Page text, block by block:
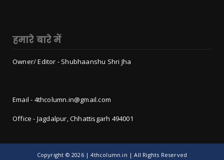
हमारे बारे में
Owner/ Editor - Shubhaanshu Shri Jha
Email - 4thcolumn.in@gmail.com
Office - Jagdalpur, Chhattisgarh 494001
Copyright ©2026 | 4thcolumn.in | All Rights Reserved